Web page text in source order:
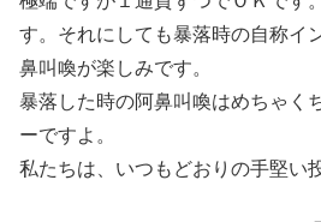
す。それにしても暴落時の自称イ
鼻叫喚が楽しみです。
暴落した時の阿鼻叫喚はめちゃく
ーですよ。
私たちは、いつもどおりの手堅い